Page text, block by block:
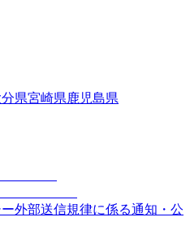
県宮崎県鹿児島県
外部送信規律に係る通知・公